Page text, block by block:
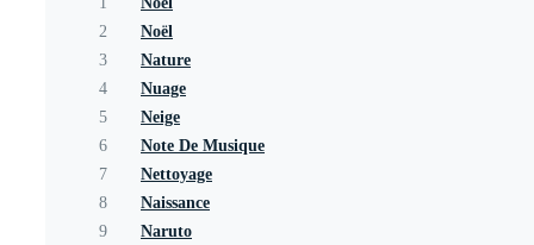
2
Noël
3
Nature
4
Nuage
5
Neige
6
Note De Musique
7
Nettoyage
8
Naissance
9
Naruto